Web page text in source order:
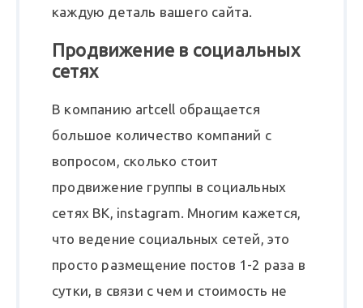
каждую деталь вашего сайта.
Продвижение в социальных
сетях
В компанию artcell обращается
большое количество компаний с
вопросом, сколько стоит
продвижение группы в социальных
сетях ВК, instagram. Многим кажется,
что ведение социальных сетей, это
просто размещение постов 1-2 раза в
сутки, в связи с чем и стоимость не